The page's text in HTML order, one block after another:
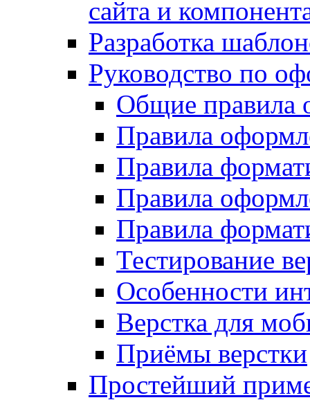
сайта и
Разработка
Руководство по
Общие правила
Правила
Правила
Правила
Правила
Тестирование
Особенности
Верстка для
Приёмы верстки
Простейший